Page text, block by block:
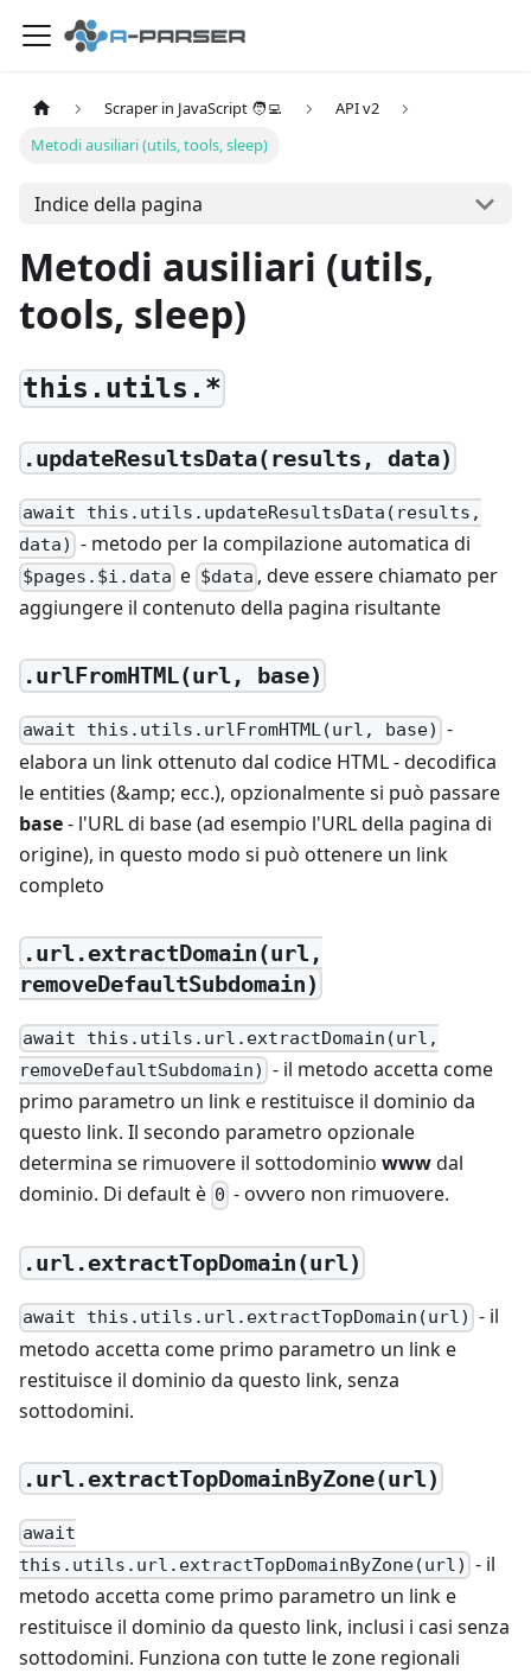
Scraper in JavaScript 🧑‍💻
API v2
Metodi ausiliari (utils, tools, sleep)
Indice della pagina
Metodi ausiliari (utils,
tools, sleep)
this.utils.*
.updateResultsData(results, data)
await this.utils.updateResultsData(results,
data) - metodo per la compilazione automatica di
$pages.$i.data e $data , deve essere chiamato per
aggiungere il contenuto della pagina risultante
.urlFromHTML(url, base)
await this.utils.urlFromHTML(url, base) -
elabora un link ottenuto dal codice HTML - decodifica
le entities (&amp; ecc.), opzionalmente si può passare
base- l'URL di base (ad esempio l'URL della pagina di
origine), in questo modo si può ottenere un link
completo
.url.extractDomain(url,
removeDefaultSubdomain)
await this.utils.url.extractDomain(url,
removeDefaultSubdomain) - il metodo accetta come
primo parametro un link e restituisce il dominio da
questo link. Il secondo parametro opzionale
determina se rimuovere il sottodominio wwwdal
dominio. Di default è 0 - ovvero non rimuovere.
.url.extractTopDomain(url)
await this.utils.url.extractTopDomain(url) - il
metodo accetta come primo parametro un link e
restituisce il dominio da questo link, senza
sottodomini.
.url.extractTopDomainByZone(url)
await
this.utils.url.extractTopDomainByZone(url) - il
metodo accetta come primo parametro un link e
restituisce il dominio da questo link, inclusi i casi senza
sottodomini. Funziona con tutte le zone regionali